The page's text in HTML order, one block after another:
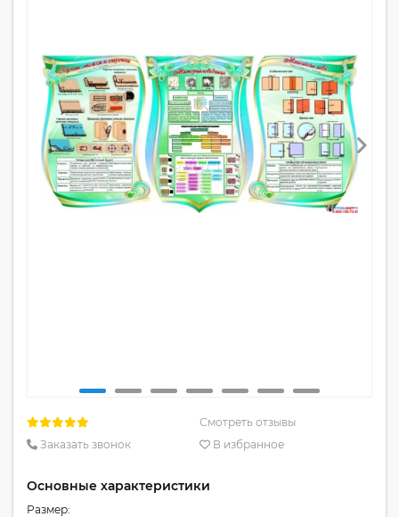
Смотреть отзывы
Заказать звонок
В избранное
Основные характеристики
Размер: